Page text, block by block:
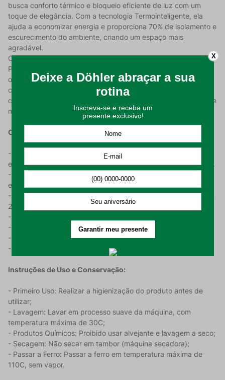
busca conforto térmico e bloqueio eficiente de luz com um
toque de elegância. Com a tecnologia Termointeligente, ela
ajuda a economizar energia e proporciona 70% de isolamento e
escurecimento do ambiente, criando um espaço mais
agradável.
Confeccionada com uma composição de 66% Algodão e 34%
Poliéster, a cortina possui uma gramatura de 202 g/m,
oferecendo ótimo caimento. Ela também bloqueia e protege
contra os raios UV e as luzes. O acabamento com ilhós
cromado facilita a instalação em varão de até 3,00 m e confere
modernidade à peça.
Características do Produto:
- Bloqueio de Luz e UV: Oferece 70% de isolamento e
escurecimento e bloqueia e protege contra as luzes e raios UV.
- Tecnologia Inteligente: Termointeligente, que ajuda a
economizar energia.
- Composição e Gramatura: 66% Algodão e 34% Poliéster, com
202 g/m.
- Detalhes: Possui ilhós cromado (redondo).
- Dimensões: 4,30 m (largura total) X 2,60 m (altura).
- Varão Indicado: Tamanho máximo de 3,00 m.
- Quantidade de Ilhós: 14 ilhós por folha (28 no total).
Instruções de Uso e Conservação:
- Primeiro Uso: Realizar a higienização do produto antes de
utilizar;
- Lavagem: Lavar em processo suave da máquina, com
temperatura máxima de 30C;
- Produtos Químicos: Proibido usar alvejante e lavagem a seco;
- Secagem: Não secar em tambor (máquina secadora);
- Passar a Ferro: Passar a ferro em temperatura máxima de
110C, sem vapor.
X